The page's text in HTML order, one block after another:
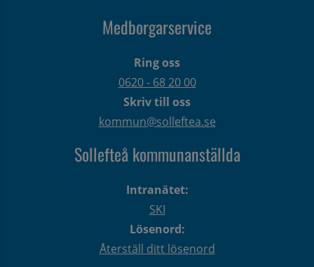
Medborgarservice
Ring oss
0620 - 68 20 00
Skriv till oss
kommun@solleftea.se
Sollefteå kommunanställda
Intranätet:
SKI
Lösenord:
Återställ ditt lösenord